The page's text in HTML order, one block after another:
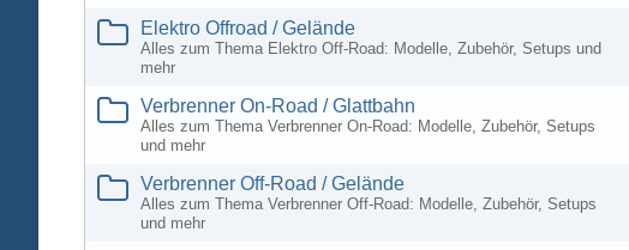
Elektro Offroad / Gelände
Alles zum Thema Elektro Off-Road: Modelle, Zubehör, Setups und
mehr
Verbrenner On-Road / Glattbahn
Alles zum Thema Verbrenner On-Road: Modelle, Zubehör, Setups
und mehr
Verbrenner Off-Road / Gelände
Alles zum Thema Verbrenner Off-Road: Modelle, Zubehör, Setups
und mehr